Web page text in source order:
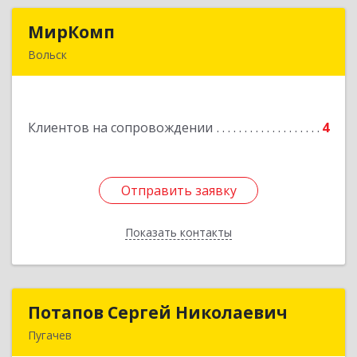
МирКомп
Вольск
Клиентов на сопровождении 4
Отправить заявку
Показать контакты
Подробнее
Отправить заявку
Назад
Потапов Сергей Николаевич
Пугачев
Потапов Сергей Николаевич